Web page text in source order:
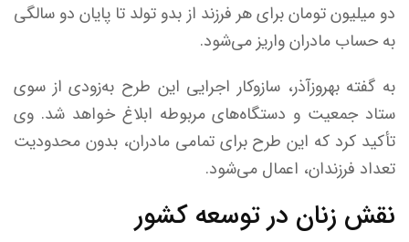
دو میلیون تومان برای هر فرزند از بدو تولد تا پایان دو سالگی
به حساب مادران واریز می‌شود.
به گفته بهروزآذر، سازوکار اجرایی این طرح به‌زودی از سوی
ستاد جمعیت و دستگاه‌های مربوطه ابلاغ خواهد شد. وی
تأکید کرد که این طرح برای تمامی مادران، بدون محدودیت
تعداد فرزندان، اعمال می‌شود.
نقش زنان در توسعه کشور